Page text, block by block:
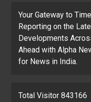
Your Gateway to
Reporting on the
Developments
Ahead with Alpha
for News in India.
Total Visitor 843166